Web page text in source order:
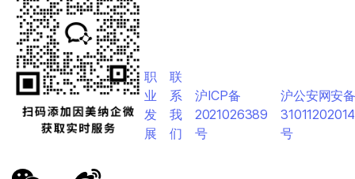
职
业
发
展
联
系
我
们
沪ICP备
2021026389
号
沪公安网安
号